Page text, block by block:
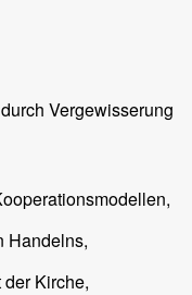
Vergewisserung
Handelns,
Kirche,